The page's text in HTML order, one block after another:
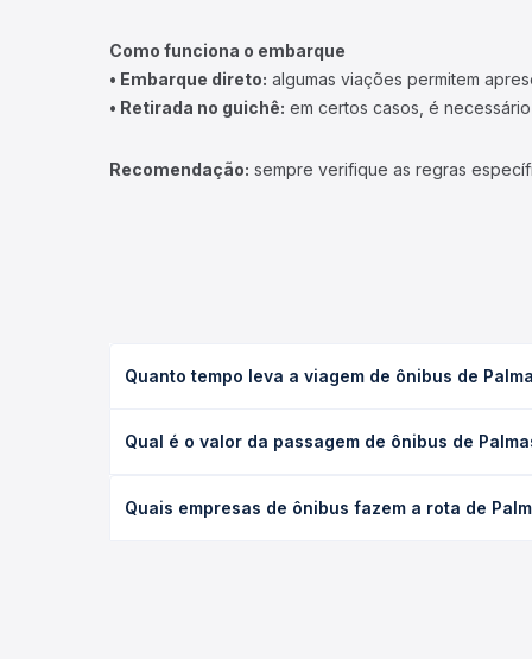
Como funciona o embarque
• Embarque direto: algumas viações permitem
• Retirada no guichê: em certos casos, é
Recomendação: sempre verifique as regras
Quanto tempo leva a viagem de ônibus de
leito) e as condições de tráfego. Na Quero
Qual é o valor da passagem de ônibus de
a antecedência da compra. Na Quero Passagem
Quais empresas de ônibus fazem a rota de